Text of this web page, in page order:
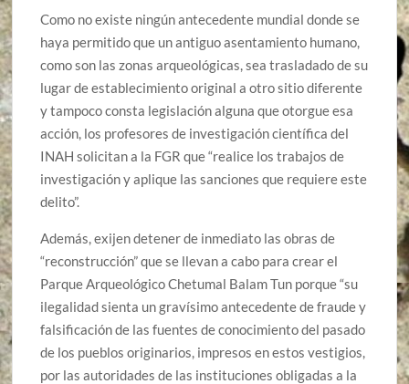
Como no existe ningún antecedente mundial donde se
haya permitido que un antiguo asentamiento humano,
como son las zonas arqueológicas, sea trasladado de su
lugar de establecimiento original a otro sitio diferente
y tampoco consta legislación alguna que otorgue esa
acción, los profesores de investigación científica del
INAH solicitan a la FGR que “realice los trabajos de
investigación y aplique las sanciones que requiere este
delito”.
Además, exijen detener de inmediato las obras de
“reconstrucción” que se llevan a cabo para crear el
Parque Arqueológico Chetumal Balam Tun porque “su
ilegalidad sienta un gravísimo antecedente de fraude y
falsificación de las fuentes de conocimiento del pasado
de los pueblos originarios, impresos en estos vestigios,
por las autoridades de las instituciones obligadas a la